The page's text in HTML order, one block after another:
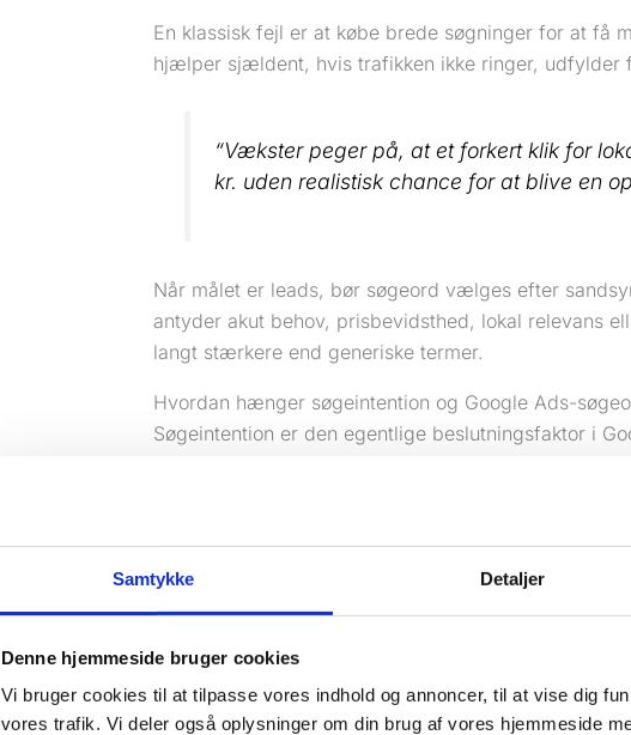
Samtykke Detaljer
Denne hjemmeside bruger cookies
Vi bruger cookies til at tilpasse vores indhold og annoncer, til at vise dig
vores trafik. Vi deler også oplysninger om din brug af vores hjemmeside
En klassisk fejl er at købe brede søgninger for at få
hjælper sjældent, hvis trafikken ikke ringer, udfylder
“Vækster peger på, at et forkert klik for
kr. uden realistisk chance for at blive en
Når målet er leads, bør søgeord vælges efter
antyder akut behov, prisbevidsthed, lokal relevans
langt stærkere end generiske termer.
Hvordan hænger søgeintention og Google Ads-
Søgeintention er den egentlige beslutningsfaktor i
Tænk i fire lag. Informationssøgninger handler om
finde et brand. Kommercielle søgninger handler om
søgninger handler om at købe, booke eller kontakte
Hvis du er låsesmed, er “hvordan skifter man lås
pris” er langt stærkere. Hvis du er tandlæge, er